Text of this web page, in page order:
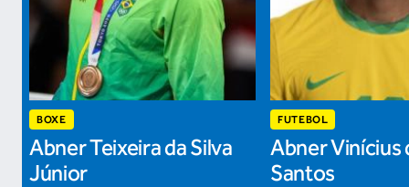
BOXE
Abner Teixeira da Silva
Júnior
FUTEBOL
Abner Vinícius
Santos